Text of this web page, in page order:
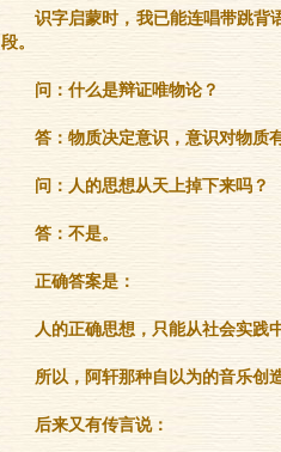
识字启蒙时，我已能连唱带跳背
段。
问：什么是辩证唯物论？
答：物质决定意识，意识对物
问：人的思想从天上掉下来吗？
答：不是。
正确答案是：
人的正确思想，只能从社会实践
所以，阿轩那种自以为的音乐创
后来又有传言说：